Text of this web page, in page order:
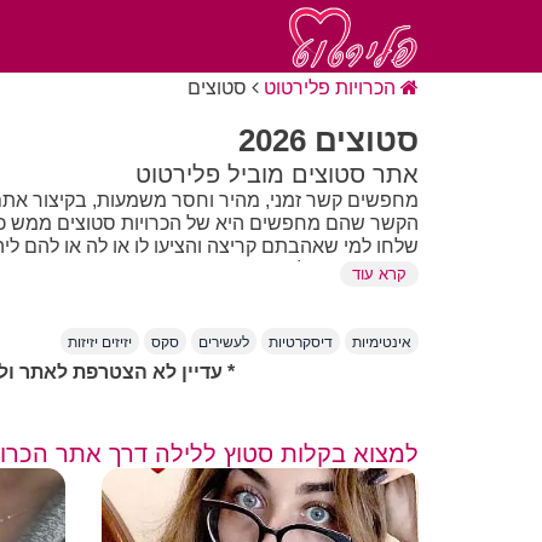
הכרויות פלירטוט סטוצים
סטוצים 2026
אתר סטוצים מוביל פלירטוט
מחפשים קשר זמני, מהיר וחסר משמעות, בקיצור
הקשר שהם מחפשים היא של הכרויות סטוצים ממש
שלחו למי שאהבתם קריצה והציעו לו או לה או להם
ידידות ועוד - כל מה שתחפשו במקום אחד.
מתאים למי שמחפש חוויה רגעית
יכול להיות חד־פעמי או מתמשך
בואו נשים את הקלפים על השולחן: לא כל כניסה
לפעמים, כל מה שבאמת מתחשק זה הניצוץ הזה
קרא עוד
אינטימיות דיסקרטיות לעשירים סקס יזיזים יזיזות
* עדיין לא הצטרפת לאתר
למצוא בקלות סטוץ ללילה דרך אתר